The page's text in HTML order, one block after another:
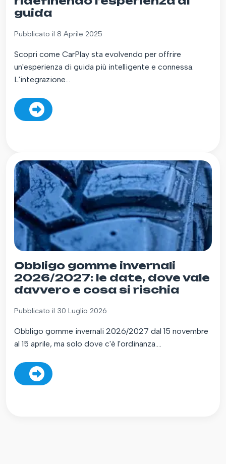
guida
Pubblicato il 8 Aprile 2025
Scopri come CarPlay sta evolvendo per offrire
un'esperienza di guida più intelligente e connessa.
L'integrazione...
Obbligo gomme invernali
2026/2027: le date, dove vale
davvero e cosa si rischia
Pubblicato il 30 Luglio 2026
Obbligo gomme invernali 2026/2027 dal 15 novembre
al 15 aprile, ma solo dove c'è l'ordinanza....